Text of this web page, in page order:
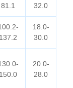
81.1
32.0
137.2
18.0-
30.0
150.0
20.0-
28.0